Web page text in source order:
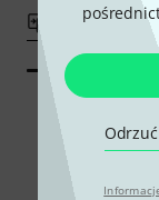
porównaj